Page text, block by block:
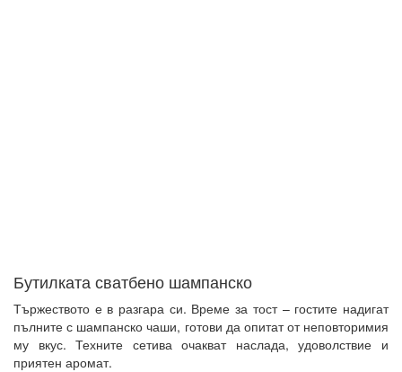
Бутилката сватбено шампанско
Тържеството е в разгара си. Време за тост – гостите надигат
пълните с шампанско чаши, готови да опитат от неповторимия
му вкус. Техните сетива очакват наслада, удоволствие и
приятен аромат.